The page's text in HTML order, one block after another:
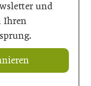
und
Ihren